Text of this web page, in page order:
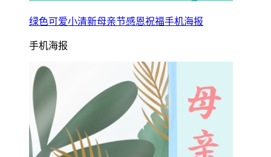
绿色可爱小清新母亲节感恩祝福手机海报
手机海报